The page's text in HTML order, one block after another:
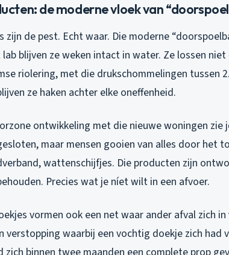
de moderne vloek van
zijn de pest. Echt waar. Die moderne
blijven ze weken intact in water. Ze lossen
riolering, met die drukschommelingen tussen
ze haken achter elke oneffenheid.
ontwikkeling met die nieuwe woningen zie
maar mensen gooien van alles door het
wattenschijfjes. Die producten zijn
Precies wat je níet wilt in een afvoer.
vormen ook een net waar ander afval zich
verstopping waarbij een vochtig doekje zich had